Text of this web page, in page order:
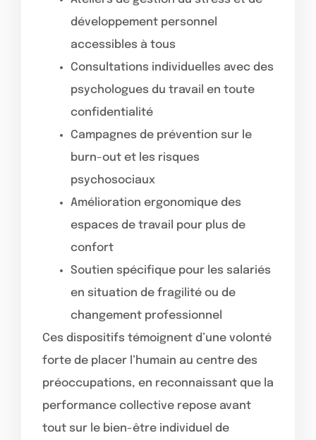
développement personnel
accessibles à tous
Consultations individuelles avec des
psychologues du travail en toute
confidentialité
Campagnes de prévention sur le
burn-out et les risques
psychosociaux
Amélioration ergonomique des
espaces de travail pour plus de
confort
Soutien spécifique pour les salariés
en situation de fragilité ou de
changement professionnel
Ces dispositifs témoignent d’une volonté
forte de placer l’humain au centre des
préoccupations, en reconnaissant que la
performance collective repose avant
tout sur le bien-être individuel de